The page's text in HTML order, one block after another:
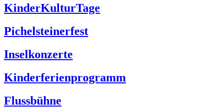
KinderKulturTage
Pichelsteinerfest
Inselkonzerte
Kinderferienprogramm
Flussbühne